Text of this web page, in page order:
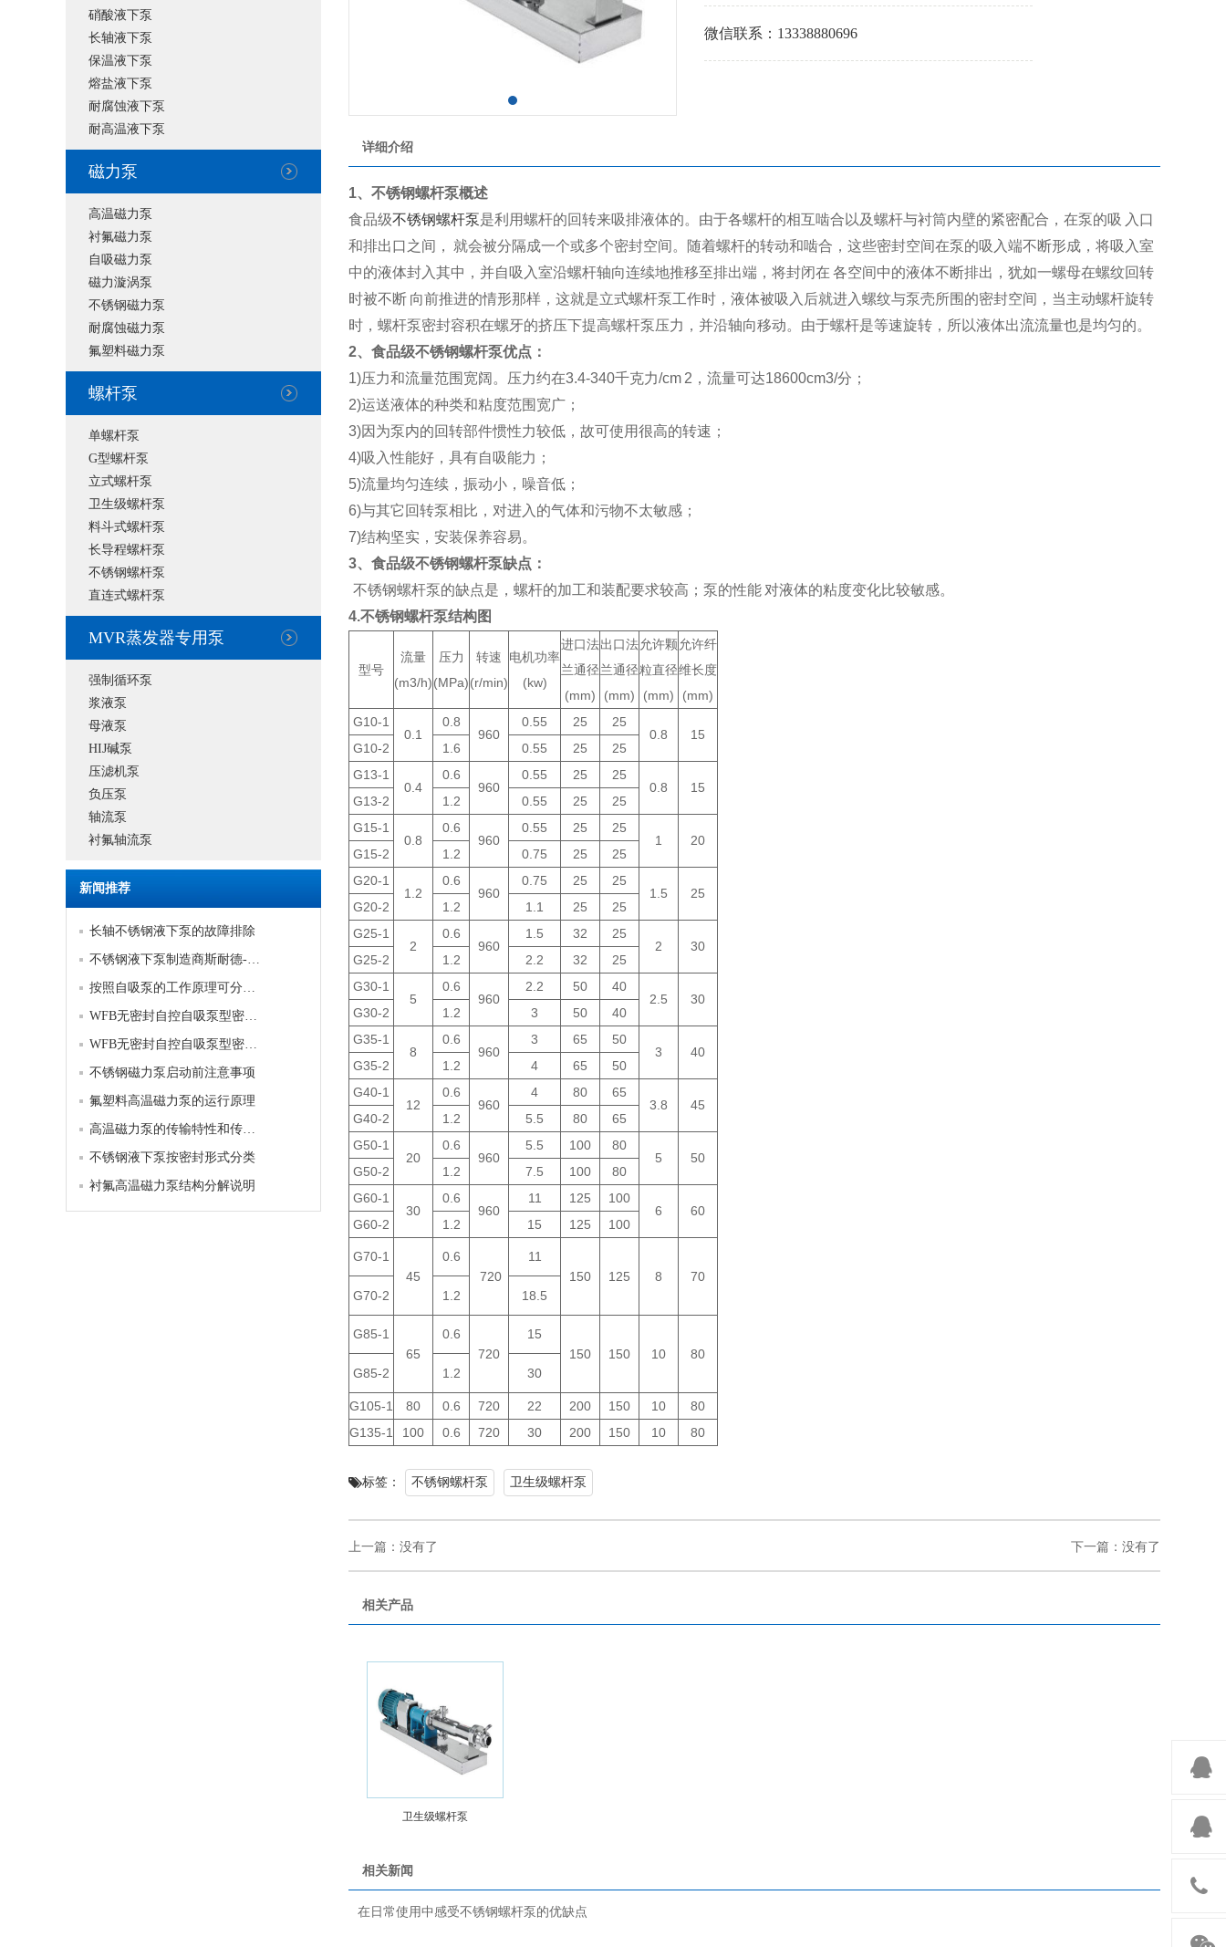
硝酸液下泵
长轴液下泵
保温液下泵
熔盐液下泵
耐腐蚀液下泵
耐高温液下泵
磁力泵
高温磁力泵
衬氟磁力泵
自吸磁力泵
磁力漩涡泵
不锈钢磁力泵
耐腐蚀磁力泵
氟塑料磁力泵
螺杆泵
单螺杆泵
G型螺杆泵
立式螺杆泵
卫生级螺杆泵
料斗式螺杆泵
长导程螺杆泵
不锈钢螺杆泵
直连式螺杆泵
MVR蒸发器专用泵
强制循环泵
浆液泵
母液泵
HIJ碱泵
压滤机泵
负压泵
轴流泵
衬氟轴流泵
新闻推荐
长轴不锈钢液下泵的故障排除
不锈钢液下泵制造商斯耐德-不锈钢液下泵的优势和劣势是什么
按照自吸泵的工作原理可分为三类
WFB无密封自控自吸泵型密封的产品优势
WFB无密封自控自吸泵型密封的产品优势
不锈钢磁力泵启动前注意事项
氟塑料高温磁力泵的运行原理
高温磁力泵的传输特性和传输模式
不锈钢液下泵按密封形式分类
衬氟高温磁力泵结构分解说明
微信联系： 13338880696
详细介绍
1、不锈钢螺杆泵概述
食品级不锈钢螺杆泵是利用螺杆的回转来吸排液体的。由于各螺杆的相互啮合以及螺杆与衬筒内壁的紧密配合，在泵的吸 入口
和排出口之间， 就会被分隔成一个或多个密封空间。随着螺杆的转动和啮合，这些密封空间在泵的吸入端不断形成，将吸入室
中的液体封入其中，并自吸入室沿螺杆轴向连续地推移至排出端，将封闭在 各空间中的液体不断排出，犹如一螺母在螺纹回转
时被不断 向前推进的情形那样，这就是立式螺杆泵工作时，液体被吸入后就进入螺纹与泵壳所围的密封空间，当主动螺杆旋转
时，螺杆泵密封容积在螺牙的挤压下提高螺杆泵压力，并沿轴向移动。由于螺杆是等速旋转，所以液体出流流量也是均匀的。
2、食品级不锈钢螺杆泵优点：
1)压力和流量范围宽阔。压力约在3.4-340千克力/cm 2，流量可达18600cm3/分；
2)运送液体的种类和粘度范围宽广；
3)因为泵内的回转部件惯性力较低，故可使用很高的转速；
4)吸入性能好，具有自吸能力；
5)流量均匀连续，振动小，噪音低；
6)与其它回转泵相比，对进入的气体和污物不太敏感；
7)结构坚实，安装保养容易。
3、食品级不锈钢螺杆泵缺点：
不锈钢螺杆泵的缺点是，螺杆的加工和装配要求较高；泵的性能 对液体的粘度变化比较敏感。
4.不锈钢螺杆泵结构图
型号
流量
(m3/h)
压力
(MPa)
转速
(r/min)
电机功率
(kw)
进口法
兰通径
(mm)
出口法
兰通径
(mm)
允许颗
粒直径
(mm)
允许纤
维长度
(mm)
G10-1
0.1
0.8
960
0.55 25
25
0.8
15
G10-2
1.6 0.55 25
25
G13-1
0.4
0.6
960
0.55 25
25
0.8
15
G13-2
1.2 0.55 25
25
G15-1
0.8
0.6
960
0.55 25
25
1
20
G15-2
1.2 0.75 25
25
G20-1
1.2
0.6
960
0.75 25
25
1.5
25
G20-2
1.2 1.1 25
25
G25-1
2
0.6
960
1.5 32
25
2
30
G25-2
1.2 2.2 32
25
G30-1
5
0.6
960
2.2 50
40
2.5
30
G30-2
1.2 3 50
40
G35-1
8
0.6
960
3 65
50
3
40
G35-2
1.2 4 65
50
G40-1
12
0.6
960
4 80
65
3.8
45
G40-2
1.2 5.5 80
65
G50-1
20
0.6
960
5.5 100
80
5
50
G50-2
1.2 7.5 100
80
G60-1
30
0.6
960
11 125
100
6
60
G60-2
1.2 15 125 100
G70-1
45
0.6
720
11
150
125 8
70
G70-2
1.2 18.5
G85-1
65
0.6
720
15
150
150 10
80
G85-2
1.2 30
G105-1 80 0.6 720 22 200 150 10
80
G135-1
100 0.6 720 30 200 150 10 80
标签： 不锈钢螺杆泵 卫生级螺杆泵
上一篇：没有了 下一篇：没有了
相关产品
卫生级螺杆泵
相关新闻
在日常使用中感受不锈钢螺杆泵的优缺点